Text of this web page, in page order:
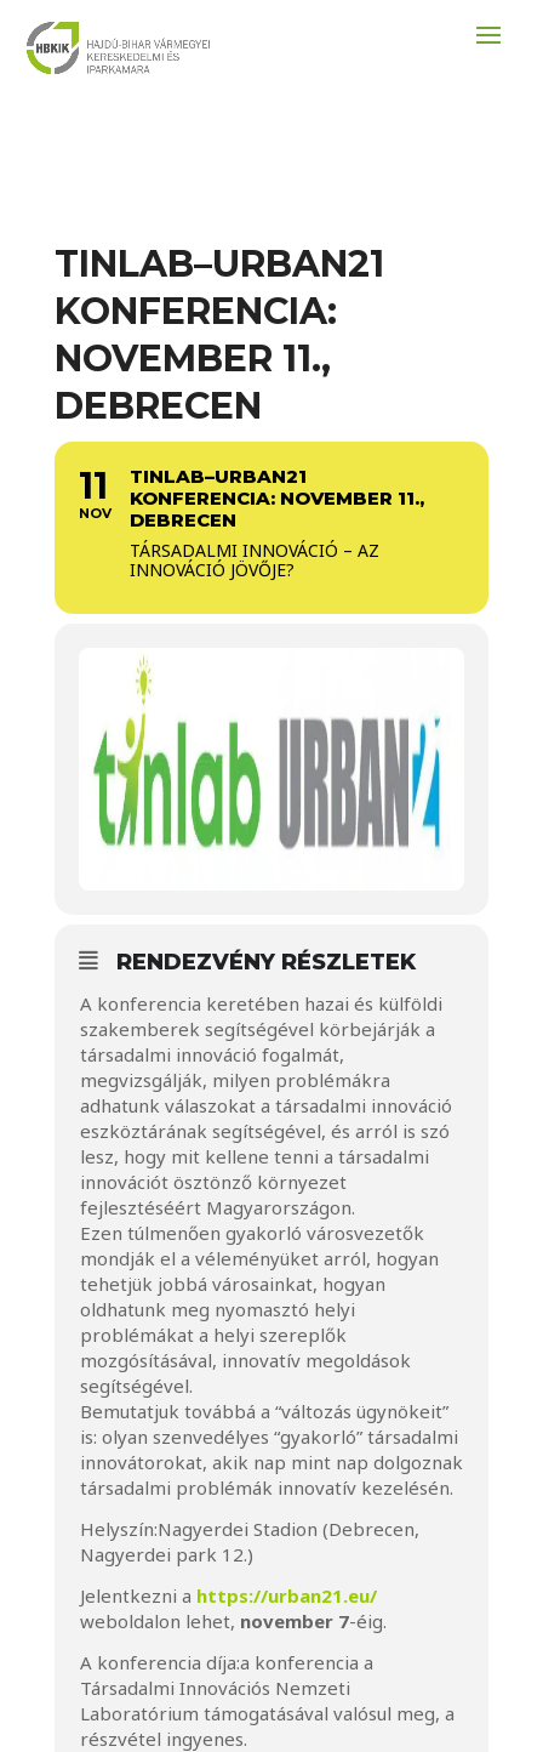
TINLAB–URBAN21
KONFERENCIA:
NOVEMBER 11.,
DEBRECEN
11
NOV
TINLAB–URBAN21
KONFERENCIA: NOVEMBER 11.,
DEBRECEN
TÁRSADALMI INNOVÁCIÓ – AZ
INNOVÁCIÓ JÖVŐJE?
RENDEZVÉNY RÉSZLETEK
A konferencia keretében hazai és külföldi
szakemberek segítségével körbejárják a
társadalmi innováció fogalmát,
megvizsgálják, milyen problémákra
adhatunk válaszokat a társadalmi innováció
eszköztárának segítségével, és arról is szó
lesz, hogy mit kellene tenni a társadalmi
innovációt ösztönző környezet
fejlesztéséért Magyarországon.
Ezen túlmenően gyakorló városvezetők
mondják el a véleményüket arról, hogyan
tehetjük jobbá városainkat, hogyan
oldhatunk meg nyomasztó helyi
problémákat a helyi szereplők
mozgósításával, innovatív megoldások
segítségével.
Bemutatjuk továbbá a “változás ügynökeit”
is: olyan szenvedélyes “gyakorló” társadalmi
innovátorokat, akik nap mint nap dolgoznak
társadalmi problémák innovatív kezelésén.
Helyszín:Nagyerdei Stadion (Debrecen,
Nagyerdei park 12.)
Jelentkezni a https://urban21.eu/
weboldalon lehet, november 7-éig.
A konferencia díja:a konferencia a
Társadalmi Innovációs Nemzeti
Laboratórium támogatásával valósul meg, a
részvétel ingyenes.